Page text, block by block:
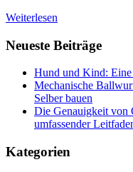
Weiterlesen
Neueste Beiträge
Hund und Kind: Eine
Mechanische
Selber bauen
Die Genauigkeit von
umfassender
Kategorien